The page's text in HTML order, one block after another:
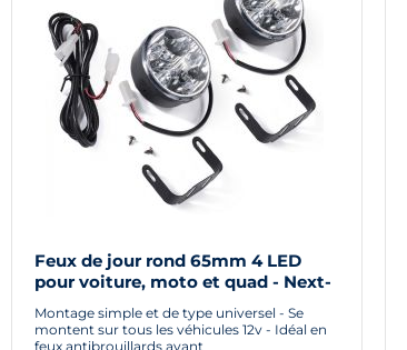
Feux de jour rond 65mm 4 LED
pour voiture, moto et quad - Next-
Tech®
Montage simple et de type universel - Se
montent sur tous les véhicules 12v - Idéal en
feux antibrouillards avant